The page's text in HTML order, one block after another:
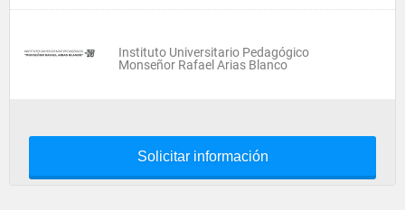
Instituto Universitario Pedagógico
Monseñor Rafael Arias Blanco
Solicitar información